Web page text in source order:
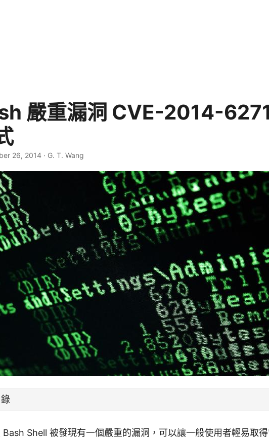
嚴重漏洞 CVE-2014-
26, 2014 · G. T. Wang
錄
Bash Shell 被發現有一個嚴重的漏洞，可以讓一般使用者輕易取